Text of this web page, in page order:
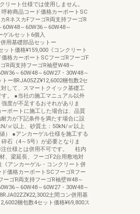
リート仕様では使用しません。
呼称商品コード価格カーポートSC
RネスカFフーゴR両支持フーゴR
～60W36～60W48～
ゲルセット6個入
用基礎部品セットー
ット価格¥159,000《コンクリート
格カーポートSCフーゴRフーゴF
R両支持フーゴR袖壁W48～
～60W48～60W27・30W48～
ー8RJA05ZZ¥12,6002梱包数2セ
して、スマートクイック基礎工
。 ●当社の施工マニュアル以外
度が不足するおそれがありま
ポートに施工した場合は、品質
力が下記条件を満たす場合に設
㎡以上、砂質土：50kN/㎡以上
） ●アンカーゲル仕様を施工する
石（4～5号）が必要となりま
注仕様とは併用不可です。 柱内
、梁延長、フーゴF2台用敷地対
アンカーゲル・コンクリート併
価格カーポートSCフーゴRフー
ーゴR両支持フーゴR袖壁W48～
～60W48～60W27・30W48～
土間コン併用基
梱包数4セット価格¥69,800ス